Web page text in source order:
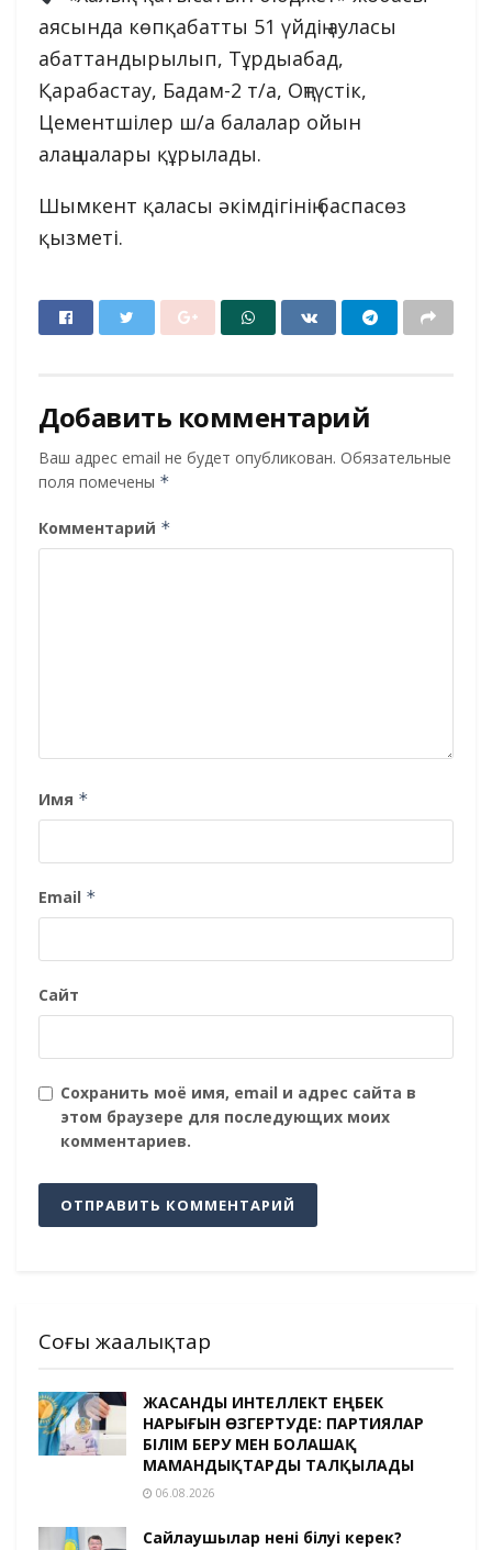
аясында көпқабатты 51 үйдің ауласы
абаттандырылып, Тұрдыабад,
Қарабастау, Бадам-2 т/а, Оңтүстік,
Цементшілер ш/а балалар ойын
алаңшалары құрылады.
Шымкент қаласы әкімдігінің баспасөз
қызметі.
Добавить комментарий
Ваш адрес email не будет опубликован. Обязательные
поля помечены *
Комментарий *
Имя *
Email *
Сайт
Сохранить моё имя, email и адрес сайта в
этом браузере для последующих моих
комментариев.
Соңғы жаңалықтар
ЖАСАНДЫ ИНТЕЛЛЕКТ ЕҢБЕК
НАРЫҒЫН ӨЗГЕРТУДЕ: ПАРТИЯЛАР
БІЛІМ БЕРУ МЕН БОЛАШАҚ
МАМАНДЫҚТАРДЫ ТАЛҚЫЛАДЫ
06.08.2026
Сайлаушылар нені білуі керек?